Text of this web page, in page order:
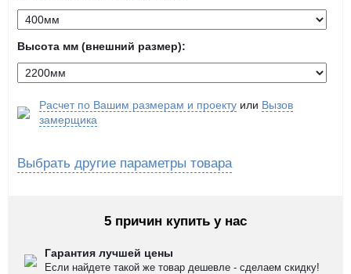
Высота мм (внешний размер):
Расчет по Вашим размерам и проекту или Вызов
замерщика
Выбрать другие параметры товара
5 причин купить у нас
Гарантия лучшей цены
Если найдете такой же товар дешевле - сделаем скидку!